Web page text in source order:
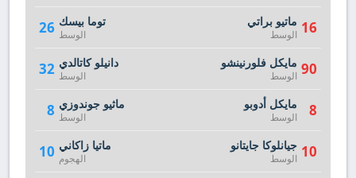
26 توما بيسك
الوسط
32 دانيلو كاتالدي
الوسط
8 ماثيو جوندوزي
الوسط
10 ماتيا زاكاني
الهجوم
16 ماتيو براتي
الوسط
90 مايكل فلورنينشو
الوسط
8 مايكل أدوبو
الوسط
10 جيانلوكا جايتانو
الوسط